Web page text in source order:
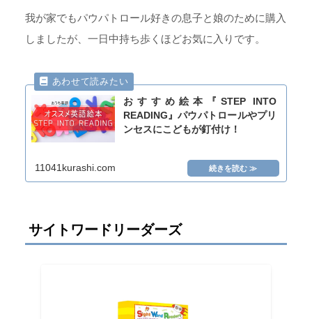
我が家でもパウパトロール好きの息子と娘のために購入
しましたが、一日中持ち歩くほどお気に入りです。
おすすめ絵本『STEP INTO
READING』パウパトロールやプリ
ンセスにこどもが釘付け！
11041kurashi.com
サイトワードリーダーズ